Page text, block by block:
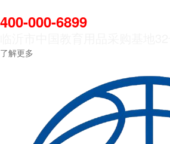
400-000-6899
了解更多